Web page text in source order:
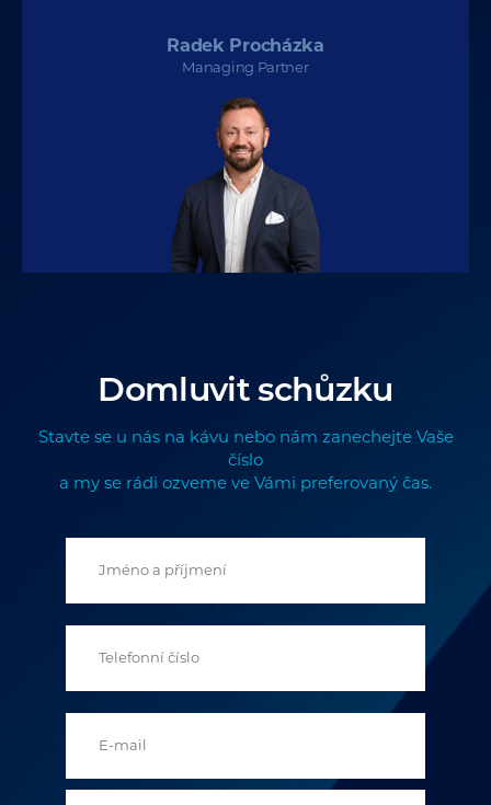
Radek Procházka
Managing Partner
Domluvit schůzku
Stavte se u nás na kávu nebo nám zanechejte Vaše
číslo
a my se rádi ozveme ve Vámi preferovaný čas.